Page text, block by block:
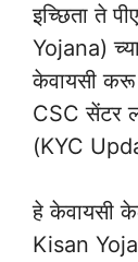
इच्छिता ते
Yojana)
केवायसी
CSC सेंटर
(KYC
हे केवायसी
Kisan